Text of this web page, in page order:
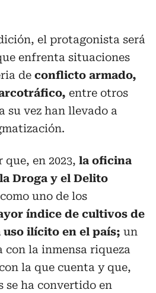
el protagonista será
enfrenta situaciones
de conflicto armado,
entre otros
su vez han llevado a
en 2023, la oficina
Droga y el Delito
uno de los
índice de cultivos de
uso ilícito en el país; un
la inmensa riqueza
la que cuenta y que,
se ha convertido en